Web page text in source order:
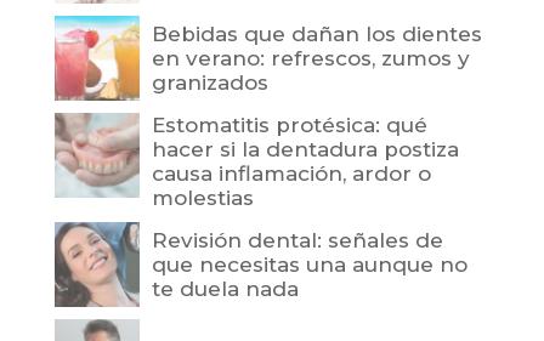
Bebidas que dañan los dientes
en verano: refrescos, zumos y
granizados
Estomatitis protésica: qué
hacer si la dentadura postiza
causa inflamación, ardor o
molestias
Revisión dental: señales de
que necesitas una aunque no
te duela nada